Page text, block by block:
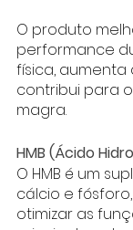
O produto
performance
física,
contribui para
magra.
HMB (Ácido
O HMB é um
cálcio e
otimizar as